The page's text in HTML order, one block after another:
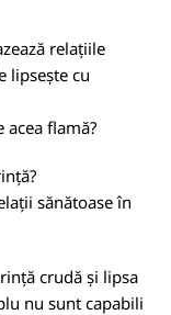
relațiile
lipsește cu
acea flamă?
sănătoase în
crudă și lipsa
nu sunt capabili